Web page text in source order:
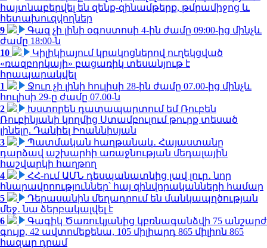
հայտնաբերվել են զենք-զինամթերք, թմրամիջոց և
հետախուզվողներ
9
Գազ չի լինի օգոստոսի 4-ին ժամը 09:00-ից մինչև
ժամը 18:00-ն
10
Կիլիկիայում կրակոցներով ուղեկցված
«ռազբորկայի» բացառիկ տեսանյութ է
հրապարակվել
1
Ջուր չի լինի հուլիսի 28-ին ժամը 07.00-ից մինչև
հուլիսի 29-ը ժամը 07.00-ն
2
Խստորեն դատապարտում եմ Ռուբեն
Ռուբինյանի կողմից Ստամբուլում թուրք տեսած
լինելը. Դանիել Իոաննիսյան
3
Պատմական հաղթանակ․ Հայաստանը
դարձավ աշխարհի առաջնության մեդալային
հաշվարկի հաղթող
4
ՀՀ-ում ԱՄՆ դեսպանատնից լավ լուր․ նոր
հնարավորություններ՝ հայ զինվորականների համար
5
Դերասանին մեղադրում են մանկապղծության
մեջ․ նա ձերբակալվել է
6
Գագիկ Ծառուկյանից կբռնագանձվի 75 անշարժ
գույք, 42 ավտոմեքենա, 105 միլիարդ 865 միլիոն 865
հազար դրամ